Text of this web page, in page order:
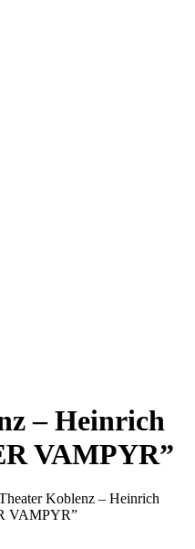
– Heinrich
VAMPYR”
Koblenz – Heinrich
VAMPYR”